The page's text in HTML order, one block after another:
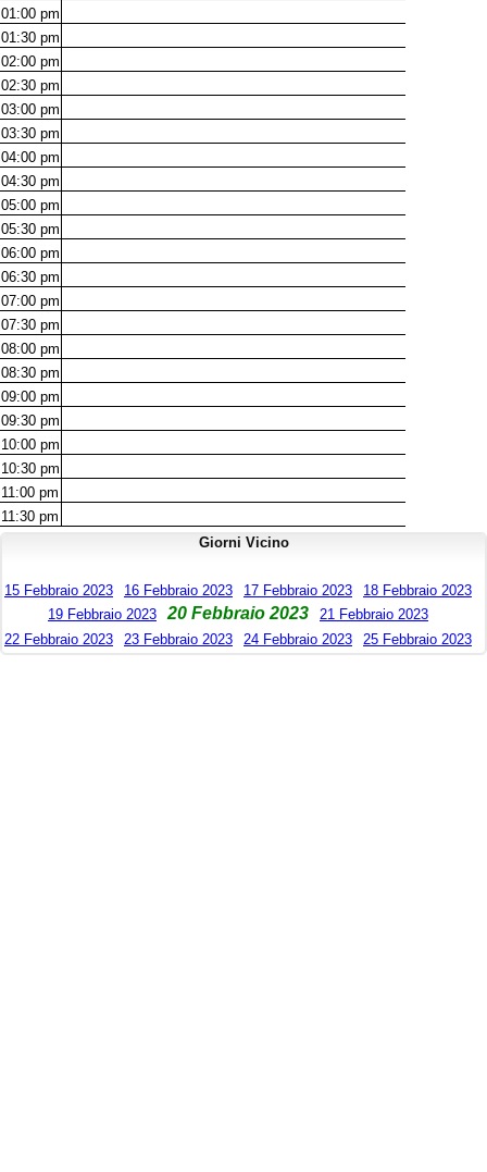
01:00 pm
01:30 pm
02:00 pm
02:30 pm
03:00 pm
03:30 pm
04:00 pm
04:30 pm
05:00 pm
05:30 pm
06:00 pm
06:30 pm
07:00 pm
07:30 pm
08:00 pm
08:30 pm
09:00 pm
09:30 pm
10:00 pm
10:30 pm
11:00 pm
11:30 pm
Giorni Vicino
15 Febbraio 2023 16 Febbraio 2023 17 Febbraio 2023
18 Febbraio 2023
19 Febbraio 2023
20 Febbraio 2023
21 Febbraio 2023
22 Febbraio 2023
23 Febbraio 2023 24 Febbraio 2023 25 Febbraio 2023